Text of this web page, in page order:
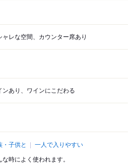
ャレな空間、カウンター席あり
ンあり、ワインにこだわる
・子供と 一人で入りやすい
な時によく使われます。